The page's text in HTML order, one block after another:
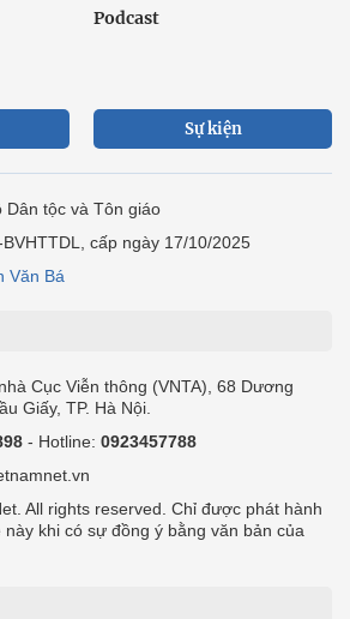
Podcast
Sự kiện
Dân tộc và Tôn giáo
cấp ngày 17/10/2025
Văn Bá
Cục Viễn thông (VNTA), 68 Dương
Giấy, TP. Hà Nội.
- Hotline: 0923457788
All rights reserved. Chỉ được phát hành
khi có sự đồng ý bằng văn bản của